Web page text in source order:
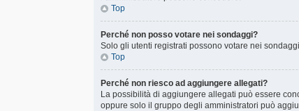
Top
Perché non posso votare nei sondaggi?
Solo gli utenti registrati possono votare nei
Top
Perché non riesco ad aggiungere allegati?
La possibilità di aggiungere allegati può essere
oppure solo il gruppo degli amministratori può